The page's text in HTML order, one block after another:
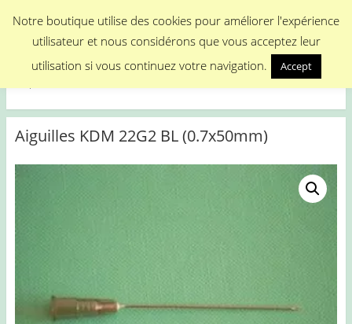
Menu
Medical Promotion
Aiguilles KDM 22G2 BL (0.7x50mm)
Notre boutique utilise des cookies pour améliorer l'expérience
utilisateur et nous considérons que vous acceptez leur
utilisation si vous continuez votre navigation.
Accept